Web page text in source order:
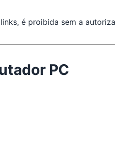
é proibida sem a
PC